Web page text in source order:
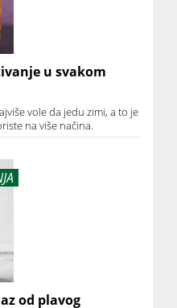
u svakom
vole da jedu zimi, a to je
na više načina.
od plavog